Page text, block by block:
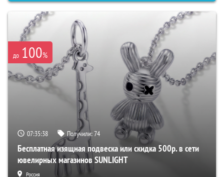
до 100%
07:35:37 Получили:74
Бесплатная изящная подвеска или скидка 500р. в сети
ювелирных магазинов SUNLIGHT
Россия